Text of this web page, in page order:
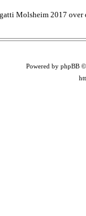
Molsheim 2017
Powered by phpBB